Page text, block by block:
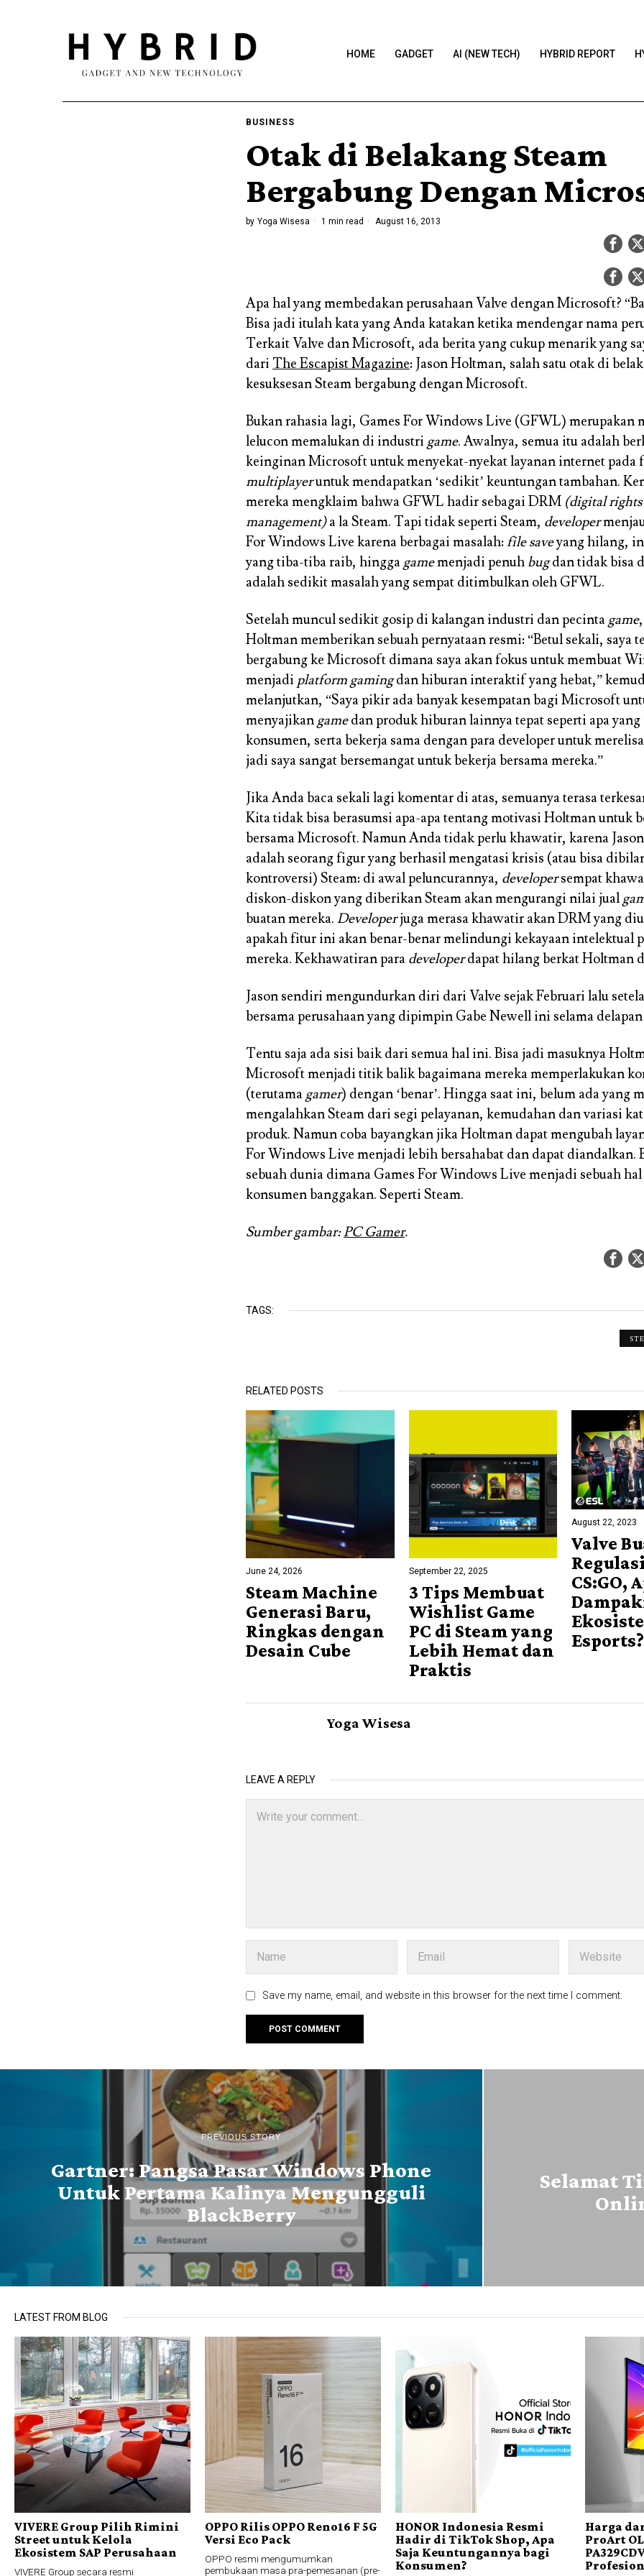
HOME GADGET AI (NEW TECH) HYBRID REPORT
BUSINESS
Otak di Belakang Steam
Bergabung Dengan
by Yoga Wisesa 1 min read August 16, 2013
Apa hal yang membedakan perusahaan Valve dengan Microsoft?
Bisa jadi itulah kata yang Anda katakan ketika mendengar nama
Terkait Valve dan Microsoft, ada berita yang cukup menarik yang
dari The Escapist Magazine: Jason Holtman, salah satu otak di
kesuksesan Steam bergabung dengan Microsoft.
Bukan rahasia lagi, Games For Windows Live (GFWL) merupakan
lelucon memalukan di industri game. Awalnya, semua itu adalah
keinginan Microsoft untuk menyekat-nyekat layanan internet pada
multiplayeruntuk mendapatkan ‘sedikit’ keuntungan tambahan.
mereka mengklaim bahwa GFWL hadir sebagai DRM (digital rights
management)a la Steam. Tapi tidak seperti Steam, developer
For Windows Live karena berbagai masalah: file saveyang hilang,
yang tiba-tiba raib, hingga gamemenjadi penuh bugdan tidak bisa
adalah sedikit masalah yang sempat ditimbulkan oleh GFWL.
Setelah muncul sedikit gosip di kalangan industri dan pecinta game
Holtman memberikan sebuah pernyataan resmi: “Betul sekali, saya
bergabung ke Microsoft dimana saya akan fokus untuk membuat
menjadi platform gamingdan hiburan interaktif yang hebat,”
melanjutkan, “Saya pikir ada banyak kesempatan bagi Microsoft
menyajikan gamedan produk hiburan lainnya tepat seperti apa
konsumen, serta bekerja sama dengan para developer untuk
jadi saya sangat bersemangat untuk bekerja bersama mereka.”
Jika Anda baca sekali lagi komentar di atas, semuanya terasa
Kita tidak bisa berasumsi apa-apa tentang motivasi Holtman untuk
bersama Microsoft. Namun Anda tidak perlu khawatir, karena
adalah seorang figur yang berhasil mengatasi krisis (atau bisa
kontroversi) Steam: di awal peluncurannya, developersempat
diskon-diskon yang diberikan Steam akan mengurangi nilai jual
buatan mereka. Developerjuga merasa khawatir akan DRM yang
apakah fitur ini akan benar-benar melindungi kekayaan intelektual
mereka. Kekhawatiran para developerdapat hilang berkat Holtman
Jason sendiri mengundurkan diri dari Valve sejak Februari lalu
bersama perusahaan yang dipimpin Gabe Newell ini selama
Tentu saja ada sisi baik dari semua hal ini. Bisa jadi masuknya
Microsoft menjadi titik balik bagaimana mereka memperlakukan
(terutama gamer) dengan ‘benar’. Hingga saat ini, belum ada yang
mengalahkan Steam dari segi pelayanan, kemudahan dan variasi
produk. Namun coba bayangkan jika Holtman dapat mengubah
For Windows Live menjadi lebih bersahabat dan dapat diandalkan.
sebuah dunia dimana Games For Windows Live menjadi sebuah
konsumen banggakan. Seperti Steam.
Sumber gambar:PC Gamer.
TAGS:
RELATED POSTS
June 24, 2026
Steam Machine
Generasi Baru,
Ringkas dengan
Desain Cube
September 22, 2025
3 Tips Membuat
Wishlist Game
PC di Steam yang
Lebih Hemat dan
Praktis
August 22, 2023
Valve
CS:GO,
Esports?
Yoga Wisesa
LEAVE A REPLY
Save my name, email, and website in this browser for the next time I comment.
PREVIOUS STORY
Gartner: Pangsa Pasar Windows Phone
Untuk Pertama Kalinya Mengungguli
BlackBerry
Selamat
LATEST FROM BLOG
VIVERE Group Pilih Rimini
Street untuk Kelola
Ekosistem SAP Perusahaan
VIVERE Group secara resmi
OPPO Rilis OPPO Reno16 F 5G
Versi Eco Pack
OPPO resmi mengumumkan
pembukaan masa pra-pemesanan (pre-
HONOR Indonesia Resmi
Hadir di TikTok Shop, Apa
Saja Keuntungannya bagi
Konsumen?
Harga
ProArt